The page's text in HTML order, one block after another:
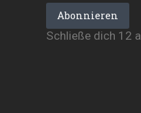
Abonnieren
Schließe dich 12